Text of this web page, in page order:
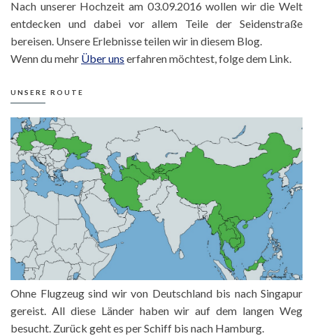
Nach unserer Hochzeit am 03.09.2016 wollen wir die Welt
entdecken und dabei vor allem Teile der Seidenstraße
bereisen. Unsere Erlebnisse teilen wir in diesem Blog.
Wenn du mehr Über uns erfahren möchtest, folge dem Link.
UNSERE ROUTE
Ohne Flugzeug sind wir von Deutschland bis nach Singapur
gereist. All diese Länder haben wir auf dem langen Weg
besucht. Zurück geht es per Schiff bis nach Hamburg.